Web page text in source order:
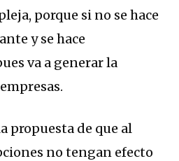
porque si no se hace
y se hace
va a generar la
propuesta de que al
no tengan efecto